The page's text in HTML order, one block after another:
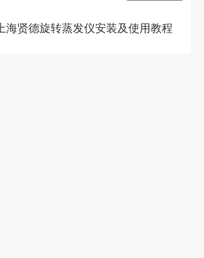
上海贤德旋转蒸发仪安装及使用教程